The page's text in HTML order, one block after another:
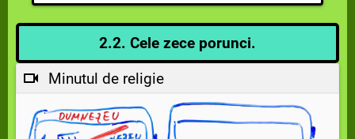
2.2. Cele zece porunci.
Minutul de religie